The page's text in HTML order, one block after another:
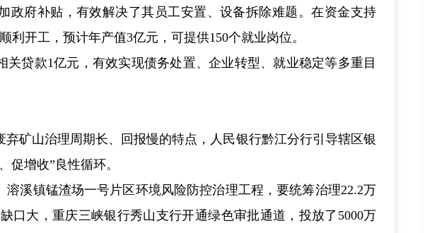
政府补贴，有效解决了其员工安置、设备拆除难题。在资金支持
利开工，预计年产值3亿元，可提供150个就业岗位。
贷款1亿元，有效实现债务处置、企业转型、就业稳定等多重目
弃矿山治理周期长、回报慢的特点，人民银行黔江分行引导辖区银
促增收”良性循环。
溪镇锰渣场一号片区环境风险防控治理工程，要统筹治理22.2万
口大，重庆三峡银行秀山支行开通绿色审批通道，投放了5000万